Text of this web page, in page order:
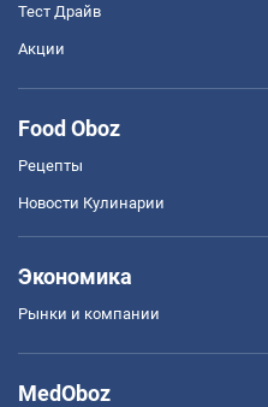
Тест Драйв
Акции
Food Oboz
Рецепты
Новости Кулинарии
Экономика
Рынки и компании
MedOboz